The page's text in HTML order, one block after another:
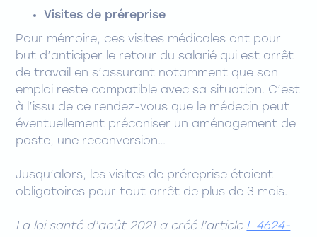
Visites de préreprise
Pour mémoire, ces visites médicales ont pour
but d’anticiper le retour du salarié qui est arrêt
de travail en s’assurant notamment que son
emploi reste compatible avec sa situation. C’est
à l’issu de ce rendez-vous que le médecin peut
éventuellement préconiser un aménagement de
poste, une reconversion…
Jusqu’alors, les visites de préreprise étaient
obligatoires pour tout arrêt de plus de 3 mois.
La loi santé d’août 2021 a créé l’article L 4624-